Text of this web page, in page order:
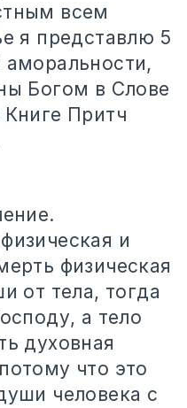
всем
я представлю 5
аморальности,
Богом в Слове
Притч
и
физическая
от тела, тогда
а тело
духовная
что это
человека с